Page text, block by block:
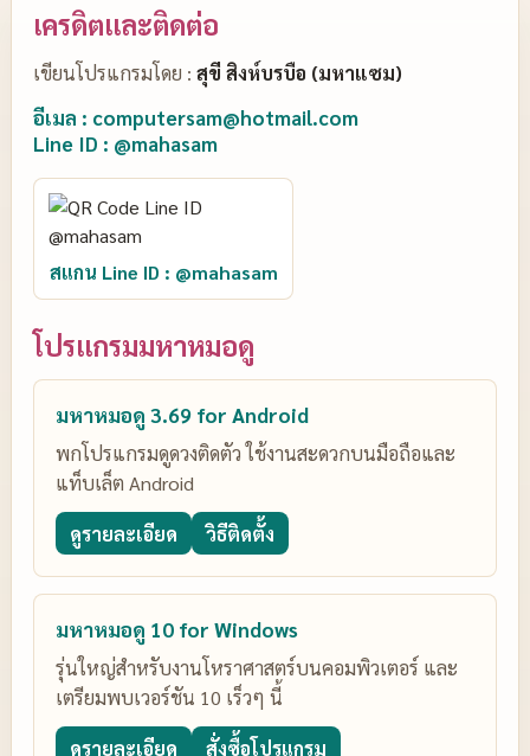
เครดิตและติดต่อ
เขียนโปรแกรมโดย : สุขี สิงห์บรบือ (มหาแซม)
อีเมล : computersam@hotmail.com
Line ID : @mahasam
สแกน Line ID : @mahasam
โปรแกรมมหาหมอดู
มหาหมอดู 3.69 for Android
พกโปรแกรมดูดวงติดตัว ใช้งานสะดวกบนมือถือและ
แท็บเล็ต Android
ดูรายละเอียด วิธีติดตั้ง
มหาหมอดู 10 for Windows
รุ่นใหญ่สำหรับงานโหราศาสตร์บนคอมพิวเตอร์ และ
เตรียมพบเวอร์ชัน 10 เร็วๆ นี้
ดูรายละเอียด สั่งซื้อโปรแกรม